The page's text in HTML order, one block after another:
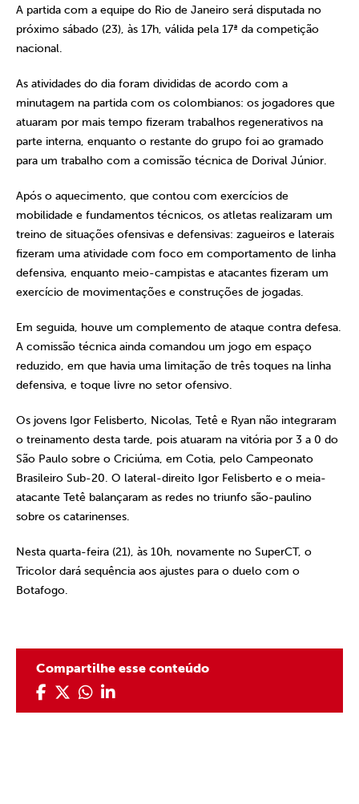
A partida com a equipe do Rio de Janeiro será disputada no
próximo sábado (23), às 17h, válida pela 17ª da competição
nacional.
As atividades do dia foram divididas de acordo com a
minutagem na partida com os colombianos: os jogadores que
atuaram por mais tempo fizeram trabalhos regenerativos na
parte interna, enquanto o restante do grupo foi ao gramado
para um trabalho com a comissão técnica de Dorival Júnior.
Após o aquecimento, que contou com exercícios de
mobilidade e fundamentos técnicos, os atletas realizaram um
treino de situações ofensivas e defensivas: zagueiros e laterais
fizeram uma atividade com foco em comportamento de linha
defensiva, enquanto meio-campistas e atacantes fizeram um
exercício de movimentações e construções de jogadas.
Em seguida, houve um complemento de ataque contra defesa.
A comissão técnica ainda comandou um jogo em espaço
reduzido, em que havia uma limitação de três toques na linha
defensiva, e toque livre no setor ofensivo.
Os jovens Igor Felisberto, Nicolas, Tetê e Ryan não integraram
o treinamento desta tarde, pois atuaram na vitória por 3 a 0 do
São Paulo sobre o Criciúma, em Cotia, pelo Campeonato
Brasileiro Sub-20. O lateral-direito Igor Felisberto e o meia-
atacante Tetê balançaram as redes no triunfo são-paulino
sobre os catarinenses.
Nesta quarta-feira (21), às 10h, novamente no SuperCT, o
Tricolor dará sequência aos ajustes para o duelo com o
Botafogo.
Compartilhe esse conteúdo